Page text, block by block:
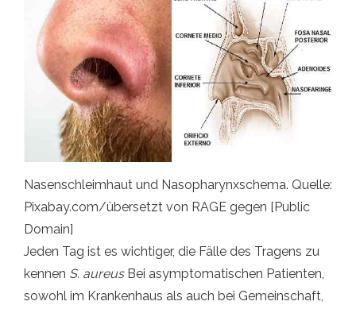
Nasenschleimhaut und Nasopharynxschema. Quelle:
Pixabay.com/übersetzt von RAGE gegen [Public
Domain]
Jeden Tag ist es wichtiger, die Fälle des Tragens zu
kennen S. aureusBei asymptomatischen Patienten,
sowohl im Krankenhaus als auch bei Gemeinschaft,